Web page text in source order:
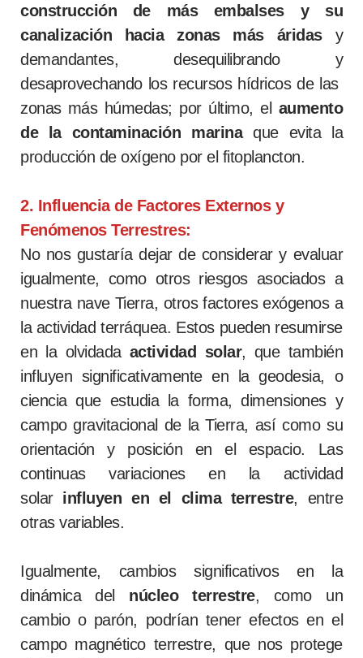
construcción de más embalses y su
canalización hacia zonas más áridas y
demandantes, desequilibrando y
desaprovechando los recursos hídricos de las
zonas más húmedas; por último, el aumento
de la contaminación marinaque evita la
producción de oxígeno por el fitoplancton.
2. Influencia de Factores Externos y
Fenómenos Terrestres:
No nos gustaría dejar de considerar y evaluar
igualmente, como otros riesgos asociados a
nuestra nave Tierra, otros factores exógenos a
la actividad terráquea. Estos pueden resumirse
en la olvidada actividad solar, que también
influyen significativamente en la geodesia, o
ciencia que estudia la forma, dimensiones y
campo gravitacional de la Tierra, así como su
orientación y posición en el espacio. Las
continuas variaciones en la actividad
solar influyen en el clima terrestre, entre
otras variables.
Igualmente, cambios significativos en la
dinámica del núcleo terrestre, como un
cambio o parón, podrían tener efectos en el
campo magnético terrestre, que nos protege